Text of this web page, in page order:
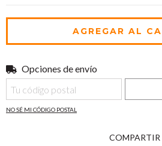
Entregas para el CP:
Opciones de envío
NO SÉ MI CÓDIGO POSTAL
COMPARTIR